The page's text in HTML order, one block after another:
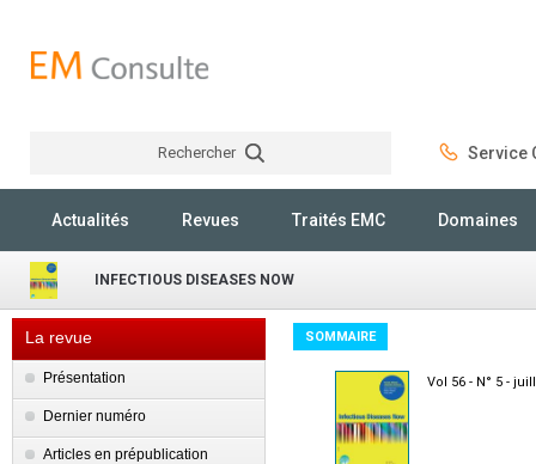
Rechercher Service
Actualités Revues Traités EMC Domaines
INFECTIOUS DISEASES NOW
La revue
Présentation
Dernier numéro
Articles en prépublication
SOMMAIRE
Vol 56 - N° 5 -